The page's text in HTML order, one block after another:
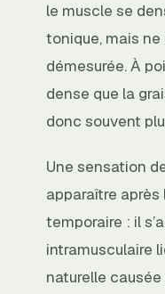
le muscle se
tonique, mais
démesurée. À
dense que la
donc souvent
Une sensation
apparaître après
temporaire : il
intramusculaire
naturelle causée